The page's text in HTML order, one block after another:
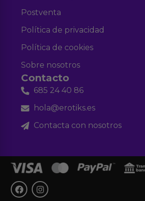
Postventa
Política de privacidad
Política de cookies
Sobre nosotros
Contacto
685 24 40 86
hola@erotiks.es
Contacta con nosotros
F
a
I
n